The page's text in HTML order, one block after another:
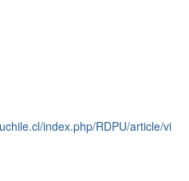
index.php/RDPU/article/vi